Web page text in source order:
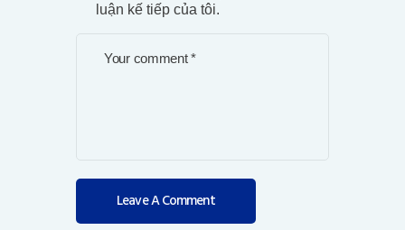
luận kế tiếp của tôi.